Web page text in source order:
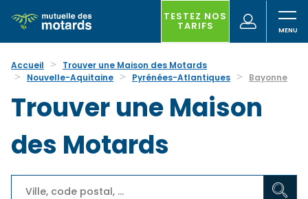
au
contenu
principal recherche
TESTEZ NOS
TARIFS
(nouvelle
fenêtre)
Accueil
Trouver une Maison des Motards
Nouvelle-Aquitaine
Pyrénées-Atlantiques Bayonne
Trouver une Maison
des Motards